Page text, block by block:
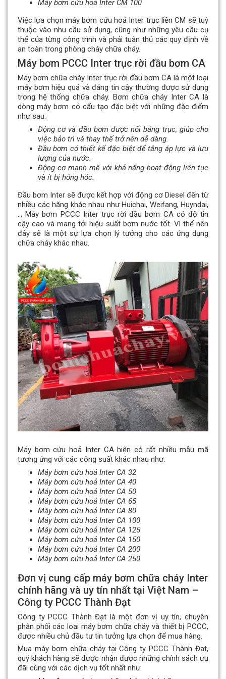
Máy bơm cứu hoả Inter CM 100
Việc lựa chọn máy bơm cứu hoả Inter trục liền CM sẽ tuỳ
thuộc vào nhu cầu sử dụng, cũng như những yêu cầu cụ
thể của từng công trình và phải tuân thủ các quy định về
an toàn trong phòng cháy chữa cháy.
Máy bơm PCCC Inter trục rời đầu bơm CA
Máy bơm chữa cháy Inter trục rời đầu bơm CA là một loại
máy bơm hiệu quả và đáng tin cậy thường được sử dụng
trong hệ thống chữa cháy. Bơm chữa cháy Inter CA là
dòng máy bơm có cấu tạo đặc biệt với những đặc điểm
như sau:
Động cơ và đầu bơm được nối bằng trục, giúp cho
việc bảo trì và thay thế trở nên dễ dàng.
Đầu bơm có thiết kế đặc biệt để tăng áp lực và lưu
lượng của nước.
Động cơ mạnh mẽ với khả năng hoạt động liên tục
và ít bị hỏng hóc.
Đầu bơm Inter sẽ được kết hợp với động cơ Diesel đến từ
nhiều các hãng khác nhau như Huichai, Weifang, Huyndai,
… Máy bơm PCCC Inter trục rời đầu bơm CA có độ tin
cậy cao và mang tới hiệu suất bơm nước tốt. Vì thế nên
đây sẽ là một sự lựa chọn lý tưởng cho các ứng dụng
chữa cháy khác nhau.
Máy bơm cứu hoả Inter CA hiện có rất nhiều mẫu mã
tương ứng với các công suất khác nhau như:
Máy bơm cứu hoả Inter CA 32
Máy bơm cứu hoả Inter CA 40
Máy bơm cứu hoả Inter CA 50
Máy bơm cứu hoả Inter CA 65
Máy bơm cứu hoả Inter CA 80
Máy bơm cứu hoả Inter CA 100
Máy bơm cứu hoả Inter CA 125
Máy bơm cứu hoả Inter CA 150
Máy bơm cứu hoả Inter CA 200
Máy bơm cứu hoả Inter CA 250
Đơn vị cung cấp máy bơm chữa cháy Inter
chính hãng và uy tín nhất tại Việt Nam –
Công ty PCCC Thành Đạt
Công ty PCCC Thành Đạt là một đơn vị uy tín, chuyên
phân phối các loại máy bơm chữa cháy và thiết bị PCCC,
được nhiều chủ đầu tư tin tưởng lựa chọn để mua hàng.
Mua máy bơm chữa cháy tại Công ty PCCC Thành Đạt,
quý khách hàng sẽ được nhận được những chính sách ưu
đãi cùng với các dịch vụ tốt nhất như: